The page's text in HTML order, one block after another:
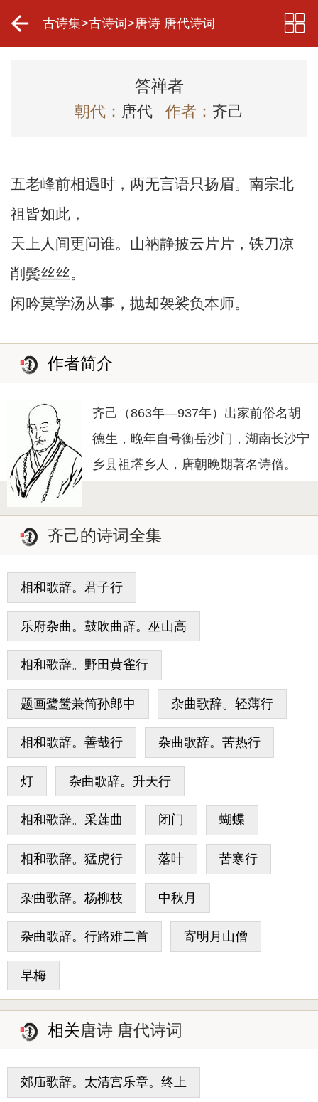
古诗集>古诗词 >唐诗 唐代诗词
答禅者
朝代： 唐代 作者： 齐己
五老峰前相遇时，两无言语只扬眉。南宗北
祖皆如此，
天上人间更问谁。山衲静披云片片，铁刀凉
削鬓丝丝。
闲吟莫学汤从事，抛却袈裟负本师。
作者简介
齐己（863年—937年）出家前俗名胡
德生，晚年自号衡岳沙门，湖南长沙宁
乡县祖塔乡人，唐朝晚期著名诗僧。
齐己的诗词全集
相和歌辞。君子行
乐府杂曲。鼓吹曲辞。巫山高
相和歌辞。野田黄雀行
题画鹭鸶兼简孙郎中 杂曲歌辞。轻薄行
相和歌辞。善哉行 杂曲歌辞。苦热行
灯 杂曲歌辞。升天行
相和歌辞。采莲曲 闭门 蝴蝶
相和歌辞。猛虎行 落叶 苦寒行
杂曲歌辞。杨柳枝 中秋月
杂曲歌辞。行路难二首 寄明月山僧
早梅
相关唐诗 唐代诗词
郊庙歌辞。太清宫乐章。终上